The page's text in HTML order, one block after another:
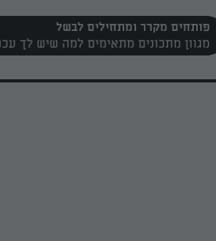
פותחים מקרר ומתחילים לבשל